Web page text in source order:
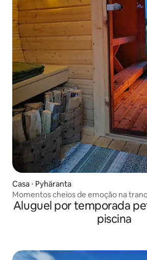
Casa ⋅ Pyhäranta
Momentos cheios de emoção na
Aluguel por temporada
piscina